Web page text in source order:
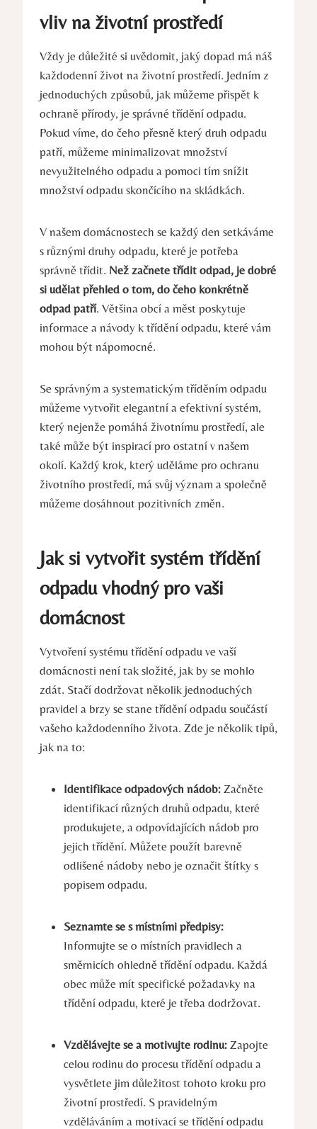
vliv na životní prostředí
Vždy je důležité si uvědomit, jaký dopad má náš
každodenní život na životní prostředí. Jedním z
jednoduchých způsobů, jak můžeme přispět k
ochraně přírody, je správné třídění odpadu.
Pokud víme, do čeho přesně který druh odpadu
patří, můžeme minimalizovat množství
nevyužitelného odpadu a pomoci tím snížit
množství odpadu skončícího na skládkách.
V našem domácnostech se každý den setkáváme
s různými druhy odpadu, které je potřeba
správně třídit. Než začnete třídit odpad, je dobré
si udělat přehled o tom, do čeho konkrétně
odpad patří. Většina obcí a měst poskytuje
informace a návody k třídění odpadu, které vám
mohou být nápomocné.
Se správným a systematickým tříděním odpadu
můžeme vytvořit elegantní a efektivní systém,
který nejenže pomáhá životnímu prostředí, ale
také může být inspirací pro ostatní v našem
okolí. Každý krok, který uděláme pro ochranu
životního prostředí, má svůj význam a společně
můžeme dosáhnout pozitivních změn.
Jak si vytvořit systém třídění
odpadu vhodný pro vaši
domácnost
Vytvoření systému třídění odpadu ve vaší
domácnosti není tak složité, jak by se mohlo
zdát. Stačí dodržovat několik jednoduchých
pravidel a brzy se stane třídění odpadu součástí
vašeho každodenního života. Zde je několik tipů,
jak na to:
Identifikace odpadových nádob: Začněte
identifikací různých druhů odpadu, které
produkujete, a odpovídajících nádob pro
jejich třídění. Můžete použít barevně
odlišené nádoby nebo je označit štítky s
popisem odpadu.
Seznamte se s místními předpisy:
Informujte se o místních pravidlech a
směrnicích ohledně třídění odpadu. Každá
obec může mít specifické požadavky na
třídění odpadu, které je třeba dodržovat.
Vzdělávejte se a motivujte rodinu: Zapojte
celou rodinu do procesu třídění odpadu a
vysvětlete jim důležitost tohoto kroku pro
životní prostředí. S pravidelným
vzděláváním a motivací se třídění odpadu